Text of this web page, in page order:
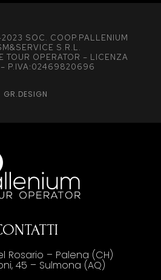
SOC. COOP.PALLENIUM
S.R.L.
TOUR OPERATOR – LICENZA
– P.IVA:02469820696
GR.DESIGN
Rosario – Palena (CH)
45 – Sulmona (AQ)